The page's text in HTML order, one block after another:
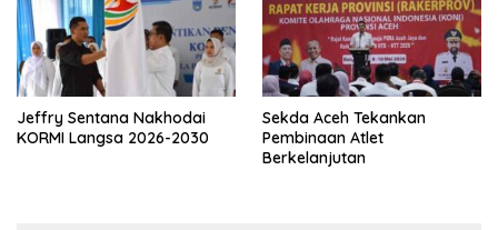
Jeffry Sentana Nakhodai
KORMI Langsa 2026-2030
Sekda Aceh Tekankan
Pembinaan Atlet
Berkelanjutan